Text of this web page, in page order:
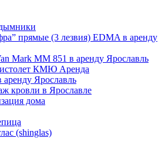
прямые (3 лезвия) EDMA в аренду
Mark MM 851 в аренду Ярославль
КМЮ Аренда
Ярославль
кровли в Ярославле
дома
(shinglas)